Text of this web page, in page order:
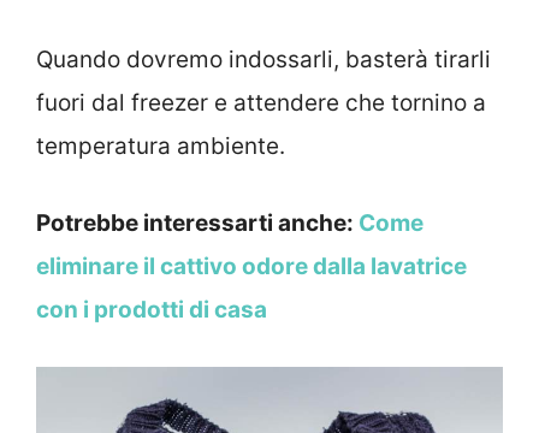
Quando dovremo indossarli, basterà tirarli
fuori dal freezer e attendere che tornino a
temperatura ambiente.
Potrebbe interessarti anche: Come
eliminare il cattivo odore dalla lavatrice
con i prodotti di casa